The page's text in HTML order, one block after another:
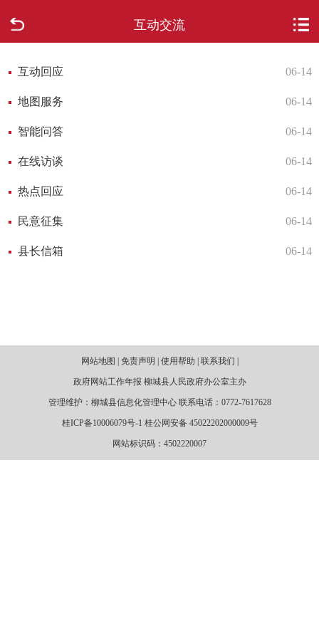
互动交流
走进柳城
新闻中心
网上办事
互动回应
互动回应 06-14
地图服务 06-14
智能问答 06-14
在线访谈 06-14
热点回应 06-14
民意征集 06-14
县长信箱 06-14
网站地图 | 免责声明 | 使用帮助 | 联系我们 |
政府网站工作年报 柳城县人民政府办公室主办
管理维护：柳城县信息化管理中心 联系电话：0772-7617628
桂ICP备10006079号-1 桂公网安备 45022202000009号
网站标识码：4502220007